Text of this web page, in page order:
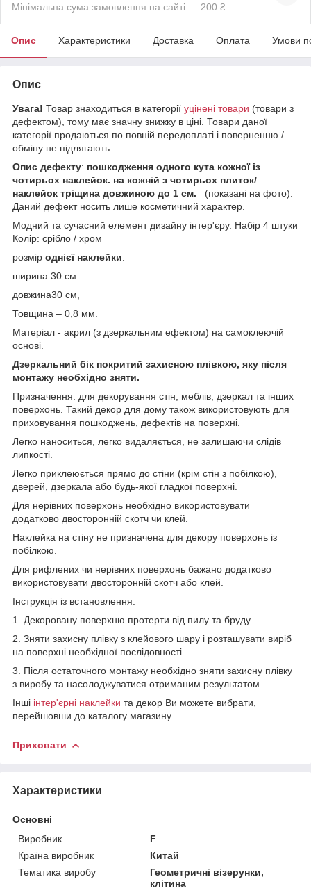
Мінімальна сума замовлення на сайті — 200 ₴
Опис Характеристики Доставка Оплата Умови
Опис
Увага! Товар знаходиться в категорії уцінені товари (товари з
дефектом), тому має значну знижку в ціні. Товари даної
категорії продаються по повній передоплаті і поверненню /
обміну не підлягають.
Опис дефекту: пошкодження одного кута кожної із
чотирьох наклейок. на кожній з чотирьох плиток/
наклейок тріщина довжиною до 1 см.
(показані на фото).
Даний дефект носить лише косметичний характер.
Модний та сучасний елемент дизайну інтер'єру. Набір 4 штуки
Колір: срібло / хром
розмір однієї наклейки:
ширина 30 см
довжина30 см,
Товщина – 0,8 мм.
Матеріал - акрил (з дзеркальним ефектом) на самоклеючій
основі.
Дзеркальний бік покритий захисною плівкою, яку після
монтажу необхідно зняти.
Призначення: для декорування стін, меблів, дзеркал та інших
поверхонь. Такий декор для дому також використовують для
приховування пошкоджень, дефектів на поверхні.
Легко наноситься, легко видаляється, не залишаючи слідів
липкості.
Легко приклеюється прямо до стіни (крім стін з побілкою),
дверей, дзеркала або будь-якої гладкої поверхні.
Для нерівних поверхонь необхідно використовувати
додатково двосторонній скотч чи клей.
Наклейка на стіну не призначена для декору поверхонь із
побілкою.
Для рифлених чи нерівних поверхонь бажано додатково
використовувати двосторонній скотч або клей.
Інструкція із встановлення:
1. Декоровану поверхню протерти від пилу та бруду.
2. Зняти захисну плівку з клейового шару і розташувати виріб
на поверхні необхідної послідовності.
3. Після остаточного монтажу необхідно зняти захисну плівку
з виробу та насолоджуватися отриманим результатом.
Інші інтер'єрні наклейки та декор Ви можете вибрати,
перейшовши до каталогу магазину.
Приховати
Характеристики
Основні
Виробник
F
Країна виробник
Китай
Тематика виробу
Геометричні візерунки,
клітина